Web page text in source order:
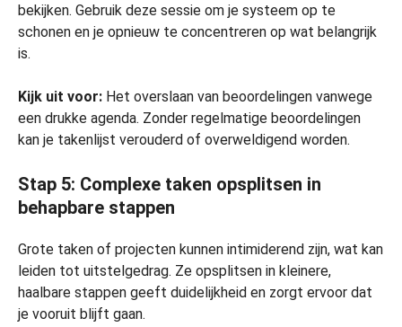
bekijken. Gebruik deze sessie om je systeem op te
schonen en je opnieuw te concentreren op wat belangrijk
is.
Kijk uit voor: Het overslaan van beoordelingen vanwege
een drukke agenda. Zonder regelmatige beoordelingen
kan je takenlijst verouderd of overweldigend worden.
Stap 5: Complexe taken opsplitsen in
behapbare stappen
Grote taken of projecten kunnen intimiderend zijn, wat kan
leiden tot uitstelgedrag. Ze opsplitsen in kleinere,
haalbare stappen geeft duidelijkheid en zorgt ervoor dat
je vooruit blijft gaan.